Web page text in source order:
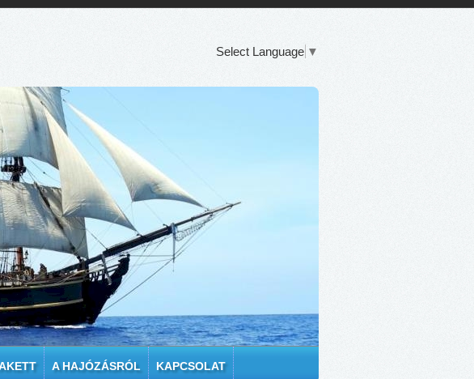
Select Language ▼
A HAJÓZÁSRÓL KAPCSOLAT